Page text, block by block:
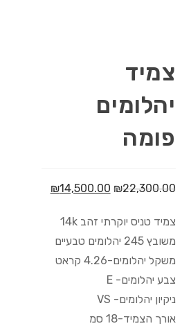
צמיד
יהלומים
פומה
₪22,300.00
₪14,500.00
צמיד טניס יוקרתי זהב 14k
משובץ 245 יהלומים טבעיים
משקל יהלומים-4.26 קראט
צבע יהלומים- E
ניקיון יהלומים- VS
אורך הצמיד-18 סמ